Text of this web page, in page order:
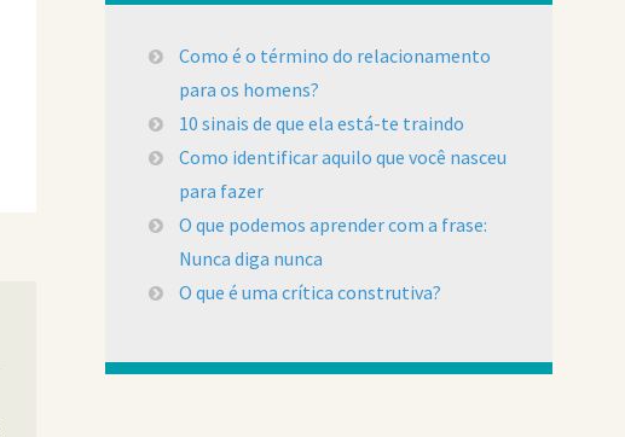
Como é o término do relacionamento
para os homens?
10 sinais de que ela está-te traindo
Como identificar aquilo que você nasceu
para fazer
O que podemos aprender com a frase:
Nunca diga nunca
O que é uma crítica construtiva?